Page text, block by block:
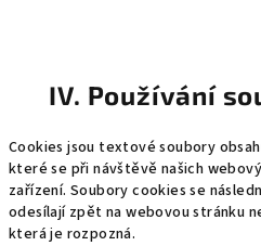
IV. Používání
Cookies jsou textové soubory
které se při návštěvě našich
zařízení. Soubory cookies se
odesílají zpět na webovou stránku
která je rozpozná.